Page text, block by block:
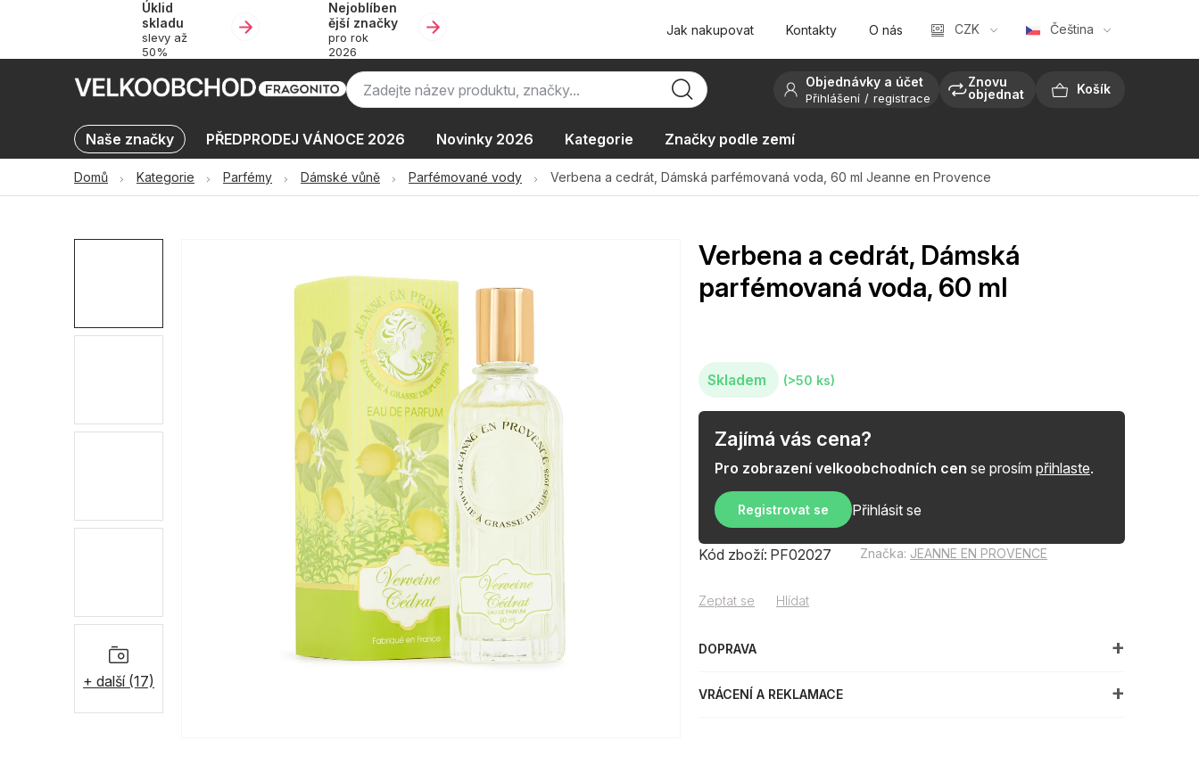
Úklid
skladu
slevy až
50%
Nejoblíben
ější značky
pro rok
2026
Jak nakupovat Kontakty O nás CZK Čeština
Objednávky a účet
Přihlášení registrace
Znovu
objednat
Naše značky PŘEDPRODEJ VÁNOCE 2026 Novinky 2026 Kategorie Značky podle zemí
Výprodej skladu až -50 % KATALOGY Oblíbené kolekce AKCE Podle typu provozu
Domů Kategorie Parfémy Dámské vůně Parfémované vody Verbena a cedrát, Dámská parfémovaná voda, 60 ml Jeanne en Provence
+ další (17)
Verbena a cedrát, Dámská
parfémovaná voda, 60 ml
Skladem (>50 ks)
Zajímá vás cena?
Pro zobrazení velkoobchodních cen se prosím přihlaste.
Registrovat se Přihlásit se
Kód zboží: PF02027 Značka: JEANNE EN PROVENCE
Zeptat se Hlídat
DOPRAVA
VRÁCENÍ A REKLAMACE